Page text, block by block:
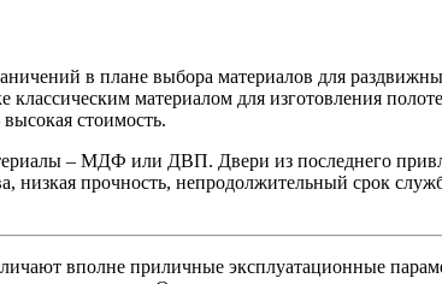
в плане выбора материалов для
классическим материалом для изготовления
стоимость.
– МДФ или ДВП. Двери из последнего
низкая прочность, непродолжительный срок
вполне приличные эксплуатационные